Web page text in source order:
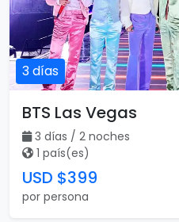
3 días
BTS Las Vegas
3 días / 2 noches
1 país(es)
USD $399
por persona